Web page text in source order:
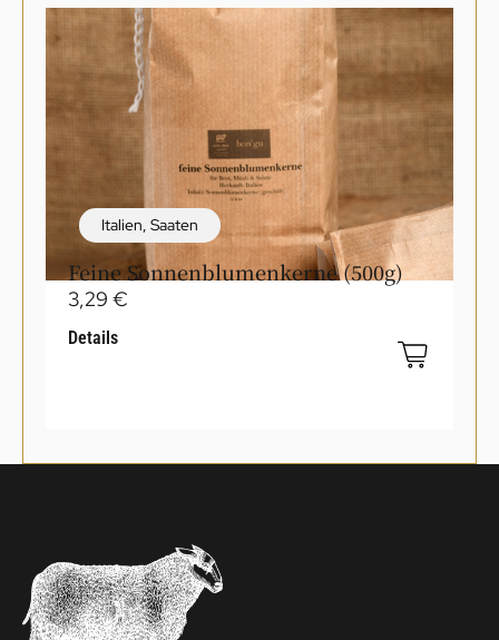
Italien, Saaten
Feine Sonnenblumenkerne (500g)
3,29 €
Details